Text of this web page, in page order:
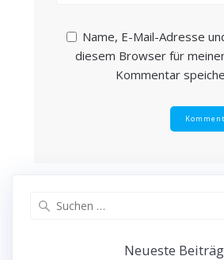
Name, E-Mail-Adresse
diesem Browser für
Kommentar
Neueste